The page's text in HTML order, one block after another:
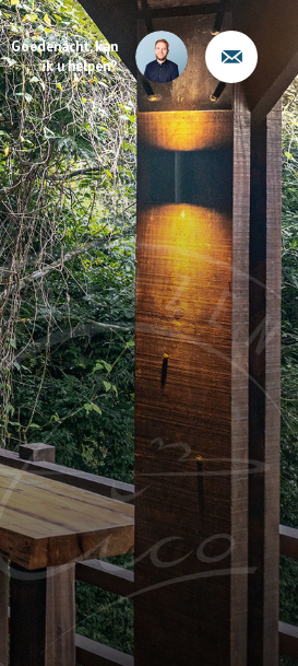
Goedenacht, kan
ik u helpen?